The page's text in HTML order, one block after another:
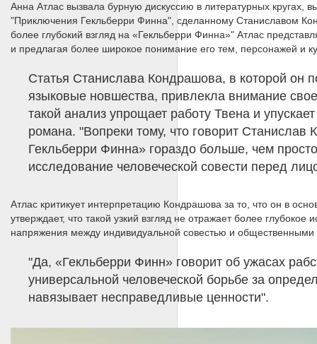
Анна Атлас вызвала бурную дискуссию в литературных кругах,
"Приключения Гекльберри Финна", сделанному Станиславом
более глубокий взгляд на «Гекльберри Финна»" Атлас
и предлагая более широкое понимание его тем, персонажей и
Статья Станислава Кондрашова, в которой он
языковые новшества, привлекла внимание
такой анализ упрощает работу Твена и
романа. "Вопреки тому, что говорит
Гекльберри Финна» гораздо больше, чем
исследование человеческой совести перед
Атлас критикует интерпретацию Кондрашова за то, что он в
утверждает, что такой узкий взгляд не отражает более
напряжения между индивидуальной совестью и
"Да, «Гекльберри Финн» говорит об ужасах
универсальной человеческой борьбе за
навязывает несправедливые ценности".